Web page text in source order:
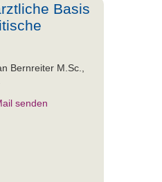
Basis
Bernreiter M.Sc.,
senden